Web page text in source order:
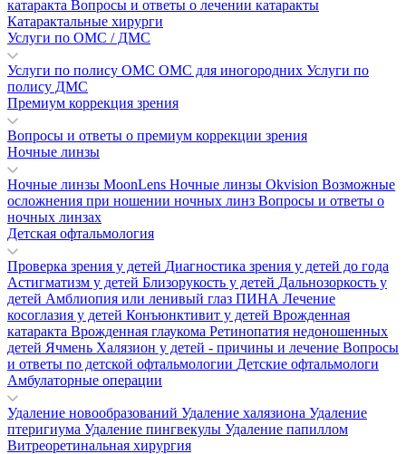
катаракта Вопросы и ответы о лечении катаракты
Катарактальные хирурги
Услуги по ОМС / ДМС
Услуги по полису ОМС ОМС для иногородних Услуги по
полису ДМС
Премиум коррекция зрения
Вопросы и ответы о премиум коррекции зрения
Ночные линзы
Ночные линзы MoonLens Ночные линзы Okvision Возможные
осложнения при ношении ночных линз Вопросы и ответы о
ночных линзах
Детская офтальмология
Проверка зрения у детей Диагностика зрения у детей до года
Астигматизм у детей Близорукость у детей Дальнозоркость у
детей Амблиопия или ленивый глаз ПИНА Лечение
косоглазия у детей Конъюнктивит у детей Врожденная
катаракта Врожденная глаукома Ретинопатия недоношенных
детей Ячмень Халязион у детей - причины и лечение Вопросы
и ответы по детской офтальмологии Детские офтальмологи
Амбулаторные операции
Удаление новообразований Удаление халязиона Удаление
птеригиума Удаление пингвекулы Удаление папиллом
Витреоретинальная хирургия